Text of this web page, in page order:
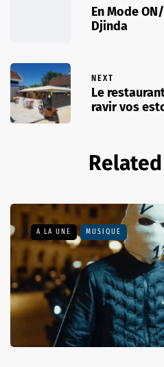
En Mode
Djinda
NEXT
Le
ravir vos
A LA UNE MUSIQUE